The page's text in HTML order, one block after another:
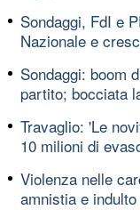
Sondaggi, FdI e
Nazionale e
Sondaggi: boom
partito; bocciata
Travaglio: 'Le
10 milioni di
Violenza nelle
amnistia e indulto